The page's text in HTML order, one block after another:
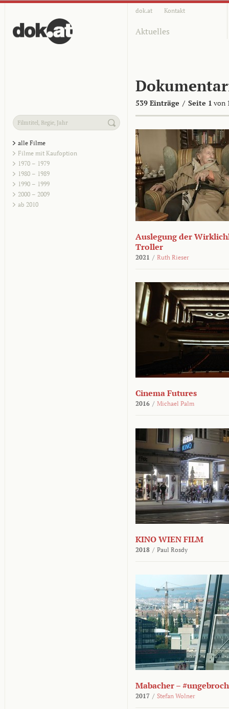
dok.at Kontakt
Aktuelles
539 Einträge / Seite 1 von
alle Filme
Filme mit Kaufoption
1970 – 1979
1980 – 1989
1990 – 1999
2000 – 2009
ab 2010
Auslegung der
Troller
2021 / Ruth Rieser
Cinema Futures
2016 / Michael Palm
KINO WIEN FILM
2018 / Paul Rosdy
Mabacher –
2017 / Stefan Wolner